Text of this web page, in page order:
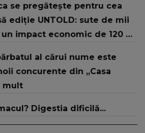
rău că nu am reușit să fac
și..."
se pregătește pentru cea
ediție UNTOLD: sute de mii
impact economic de 120 de
al cărui nume este
concurente din „Casa
mult
Digestia dificilă...